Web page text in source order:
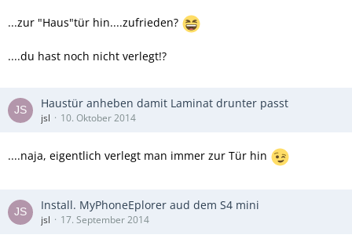
...zur "Haus"tür hin....zufrieden?
....du hast noch nicht verlegt!?
Haustür anheben damit Laminat drunter passt
jsl 10. Oktober 2014
....naja, eigentlich verlegt man immer zur Tür hin
Install. MyPhoneEplorer aud dem S4 mini
jsl 17. September 2014